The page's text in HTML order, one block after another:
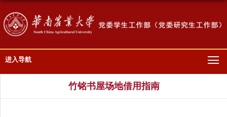
进入导航
竹铭书屋场地借用指南